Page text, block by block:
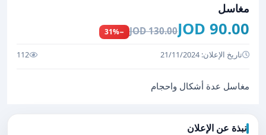
مغاسل
90.00 JOD
130.00 JOD
−31%
تاريخ الإعلان: 21/11/2024 112
مغاسل عدة أشكال واحجام
نبذة عن الإعلان